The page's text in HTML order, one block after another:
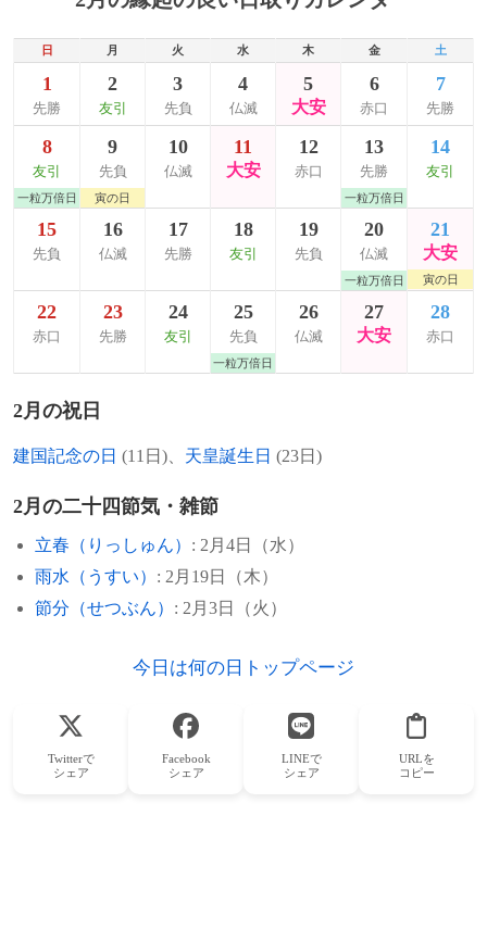
日 月 火 水 木 金 土
1
先勝
2
友引
3
先負
4
仏滅
5
大安
6
赤口
7
先勝
8
友引
一粒万倍日
9
先負
寅の日
10
仏滅
11
大安
12
赤口
13
先勝
一粒万倍日
14
友引
15
先負
16
仏滅
17
先勝
18
友引
19
先負
20
仏滅
一粒万倍日
21
大安
寅の日
22
赤口
23
先勝
24
友引
25
先負
一粒万倍日
26
仏滅
27
大安
28
赤口
2月の祝日
建国記念の日 (11日)、 天皇誕生日 (23日)
2月の二十四節気・雑節
立春（りっしゅん） : 2月4日（水）
雨水（うすい） : 2月19日（木）
節分（せつぶん） : 2月3日（火）
今日は何の日トップページ
Twitterで
シェア
Facebook
シェア
LINEで
シェア
URLを
コピー